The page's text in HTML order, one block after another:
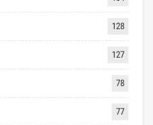
128
127
78
77